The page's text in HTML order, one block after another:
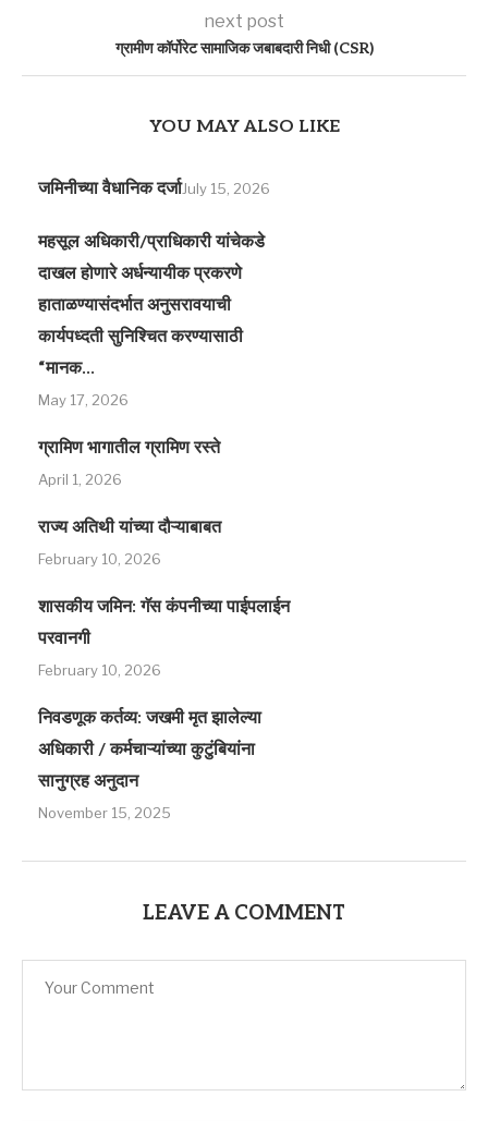
next post
ग्रामीण कॉर्पोरेट सामाजिक जबाबदारी निधी (CSR)
YOU MAY ALSO LIKE
जमिनीच्या वैधानिक दर्जाJuly 15, 2026
महसूल अधिकारी/प्राधिकारी यांचेकडे
दाखल होणारे अर्धन्यायीक प्रकरणे
हाताळण्यासंदर्भात अनुसरावयाची
कार्यपध्दती सुनिश्चित करण्यासाठी
“मानक...
May 17, 2026
ग्रामिण भागातील ग्रामिण रस्‍ते
April 1, 2026
राज्य अतिथी यांच्या दौऱ्याबाबत
February 10, 2026
शासकीय जमिन: गॅस कंपनीच्या पाईपलाईन
परवानगी
February 10, 2026
निवडणूक कर्तव्य: जखमी मृत झालेल्या
अधिकारी / कर्मचाऱ्यांच्या कुटुंबियांना
सानुग्रह अनुदान
November 15, 2025
LEAVE A COMMENT